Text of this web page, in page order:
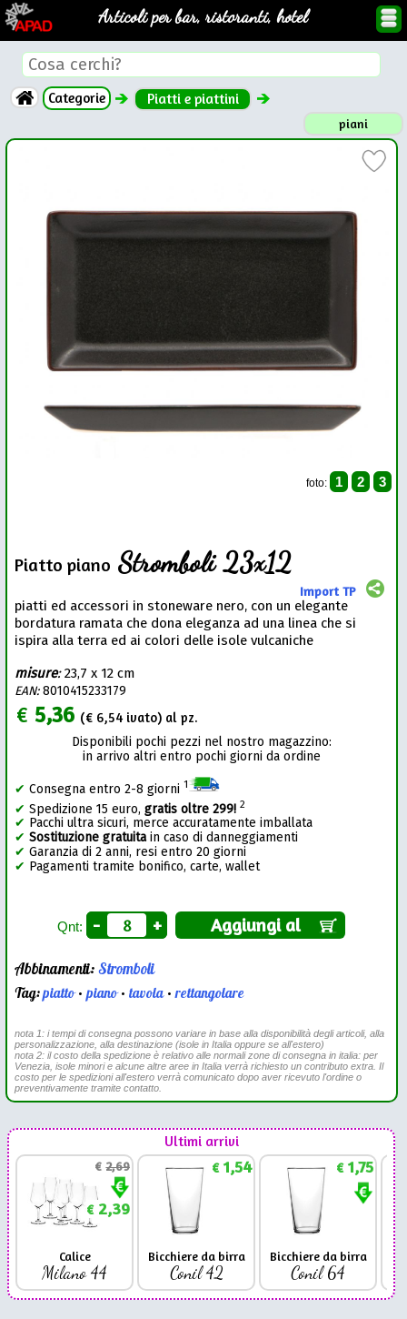
Articoli per bar, ristoranti, hotel
Categorie Piatti e piattini
piani
foto: 1 2 3
Piatto piano Stromboli 23x12
Import TP
piatti ed accessori in stoneware nero, con un elegante
bordatura ramata che dona eleganza ad una linea che si
ispira alla terra ed ai colori delle isole vulcaniche
misure:23,7 x 12 cm
EAN:8010415233179
€ 5,36 (€ 6,54ivato) al pz.
Disponibili pochi pezzi nel nostro magazzino:
in arrivo altri entro pochi giorni da ordine
✔ Consegna entro 2-8 giorni 1
✔ Spedizione 15 euro,gratis oltre 299! 2
✔ Pacchi ultra sicuri, merce accuratamente imballata
✔ Sostituzione gratuitain caso di danneggiamenti
✔ Garanzia di 2 anni, resi entro 20 giorni
✔ Pagamenti tramite bonifico, carte, wallet
Qnt: - + Aggiungi al
Abbinamenti:Stromboli
Tag:piatto•piano•tavola•rettangolare
nota 1: i tempi di consegna possono variare in base alla disponibilità degli articoli, alla
personalizzazione, alla destinazione (isole in Italia oppure se all'estero)
nota 2: il costo della spedizione è relativo alle normali zone di consegna in italia: per
Venezia, isole minori e alcune altre aree in Italia verrà richiesto un contributo extra. Il
costo per le spedizioni all'estero verrà comunicato dopo aver ricevuto l'ordine o
preventivamente tramite contatto.
Ultimi arrivi
€2,69
€2,39
Calice
Milano 44
€1,54
Bicchiere da birra
Conil 42
€1,75
Bicchiere da birra
Conil 64